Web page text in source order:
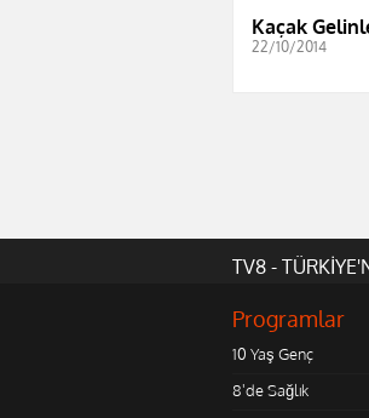
Kaçak
22/10/2014
TV8 -
Programlar
10 Yaş Genç
8'de Sağlık